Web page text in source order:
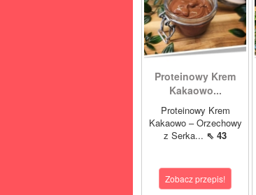
Proteinowy Krem
Kakaowo...
Proteinowy Krem
Kakaowo – Orzechowy
z Serka... ⇖ 43
Zobacz przepis!